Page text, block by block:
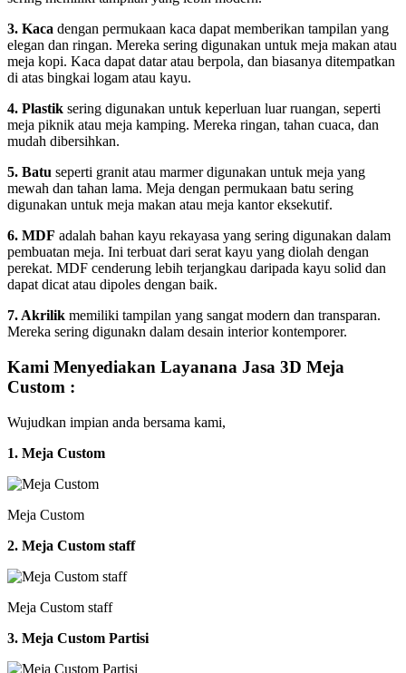
3. Kaca dengan permukaan kaca dapat memberikan tampilan yang
elegan dan ringan. Mereka sering digunakan untuk meja makan atau
meja kopi. Kaca dapat datar atau berpola, dan biasanya ditempatkan
di atas bingkai logam atau kayu.
4. Plastik sering digunakan untuk keperluan luar ruangan, seperti
meja piknik atau meja kamping. Mereka ringan, tahan cuaca, dan
mudah dibersihkan.
5. Batu seperti granit atau marmer digunakan untuk meja yang
mewah dan tahan lama. Meja dengan permukaan batu sering
digunakan untuk meja makan atau meja kantor eksekutif.
6. MDF adalah bahan kayu rekayasa yang sering digunakan dalam
pembuatan meja. Ini terbuat dari serat kayu yang diolah dengan
perekat. MDF cenderung lebih terjangkau daripada kayu solid dan
dapat dicat atau dipoles dengan baik.
7. Akrilik memiliki tampilan yang sangat modern dan transparan.
Mereka sering digunakn dalam desain interior kontemporer.
Kami Menyediakan Layanana Jasa 3D Meja
Custom :
Wujudkan impian anda bersama kami,
1. Meja Custom
Meja Custom
2. Meja Custom staff
Meja Custom staff
3. Meja Custom Partisi